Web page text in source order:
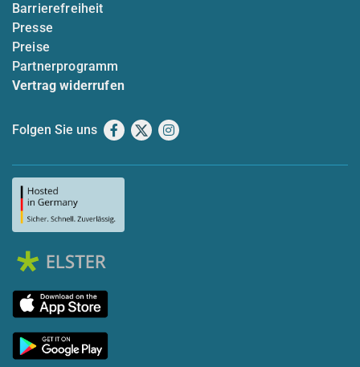
Barrierefreiheit
Presse
Preise
Partnerprogramm
Vertrag widerrufen
Folgen Sie uns Facebook
X Instagram